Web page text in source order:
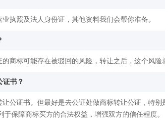
执照及法人身份证，其他资料我们会帮你准备。
商标可能存在被驳回的风险，转让之后，这个风险
证书？
公证书。但最好是去公证处做商标转让公证，特
保障商标买方的合法权益，增强双方的信任程度。